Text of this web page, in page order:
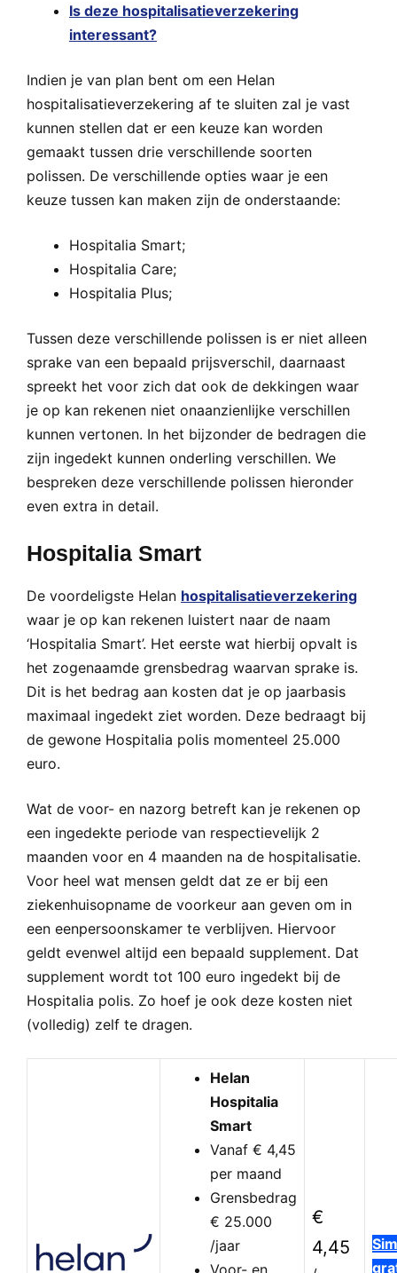
Is deze hospitalisatieverzekering
interessant?
Indien je van plan bent om een Helan
hospitalisatieverzekering af te sluiten zal je vast
kunnen stellen dat er een keuze kan worden
gemaakt tussen drie verschillende soorten
polissen. De verschillende opties waar je een
keuze tussen kan maken zijn de onderstaande:
Hospitalia Smart;
Hospitalia Care;
Hospitalia Plus;
Tussen deze verschillende polissen is er niet alleen
sprake van een bepaald prijsverschil, daarnaast
spreekt het voor zich dat ook de dekkingen waar
je op kan rekenen niet onaanzienlijke verschillen
kunnen vertonen. In het bijzonder de bedragen die
zijn ingedekt kunnen onderling verschillen. We
bespreken deze verschillende polissen hieronder
even extra in detail.
Hospitalia Smart
De voordeligste Helan hospitalisatieverzekering
waar je op kan rekenen luistert naar de naam
‘Hospitalia Smart’. Het eerste wat hierbij opvalt is
het zogenaamde grensbedrag waarvan sprake is.
Dit is het bedrag aan kosten dat je op jaarbasis
maximaal ingedekt ziet worden. Deze bedraagt bij
de gewone Hospitalia polis momenteel 25.000
euro.
Wat de voor- en nazorg betreft kan je rekenen op
een ingedekte periode van respectievelijk 2
maanden voor en 4 maanden na de hospitalisatie.
Voor heel wat mensen geldt dat ze er bij een
ziekenhuisopname de voorkeur aan geven om in
een eenpersoonskamer te verblijven. Hiervoor
geldt evenwel altijd een bepaald supplement. Dat
supplement wordt tot 100 euro ingedekt bij de
Hospitalia polis. Zo hoef je ook deze kosten niet
(volledig) zelf te dragen.
Helan
Hospitalia
Smart
Vanaf € 4,45
per maand
Grensbedrag
€ 25.000
/jaar
€
4,45